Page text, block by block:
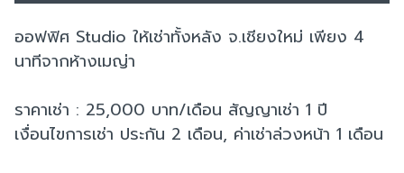
ออฟฟิศ Studio ให้เช่าทั้งหลัง จ.เชียงใหม่ เพียง 4
นาทีจากห้างเมญ่า
ราคาเช่า : 25,000 บาท/เดือน สัญญาเช่า 1 ปี
เงื่อนไขการเช่า ประกัน 2 เดือน, ค่าเช่าล่วงหน้า 1 เดือน